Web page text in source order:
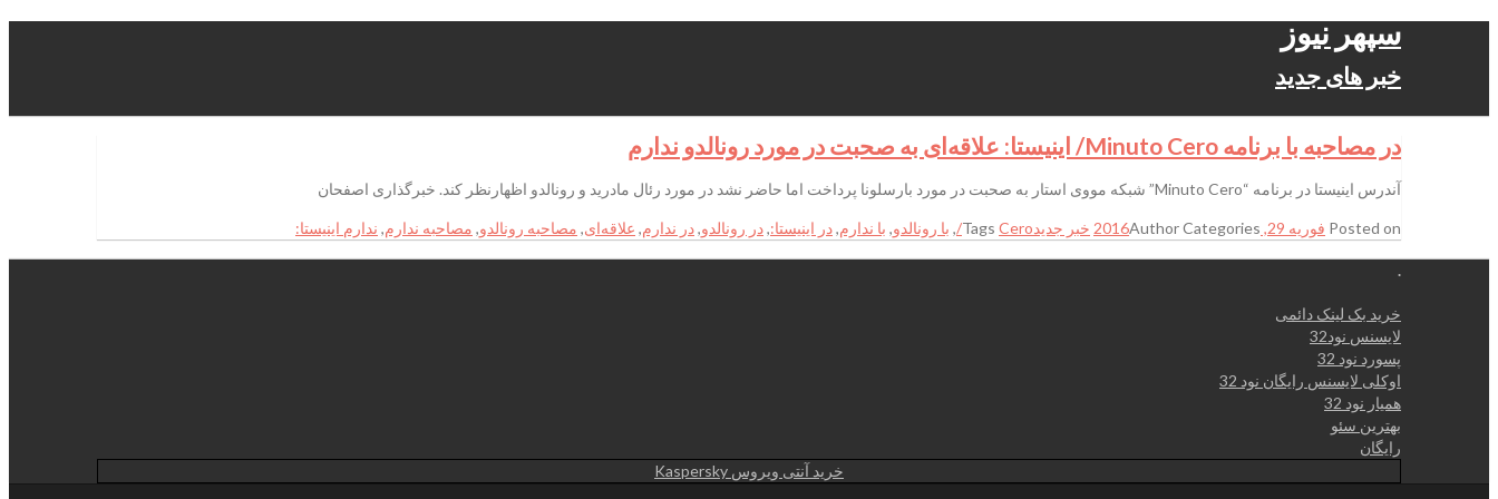
سپهر نیوز
خبر های جدید
در مصاحبه با برنامه Minuto Cero/ اینیستا: علاقه‌ای به صحبت در مورد رونالدو ندارم
آندرس اینیستا در برنامه “Minuto Cero” شبکه مووی استار به صحبت در مورد بارسلونا پرداخت اما حاضر نشد در مورد رئال مادرید و رونالدو اظهارنظر کند. خبرگذاری اصفحان
Posted on فوریه 29, 2016 AuthorCategories خبر جدید Tags Cero/
, با رونالدو, با ندارم,در اینیستا:,در رونالدو,در ندارم, علاقه‌ای, مصاحبه رونالدو, مصاحبه ندارم, ندارم اینیستا:
.
خرید بک لینک دائمی
لایسنس نود32
پسورد نود 32
اوکلی لایسنس رایگان نود 32
همیار نود 32
بهترین سئو
رایگان
خرید آنتی ویروس Kaspersky